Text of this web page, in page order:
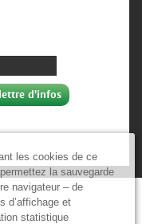
les cookies de ce
la sauvegarde
navigateur – de
d’affichage et
statistique